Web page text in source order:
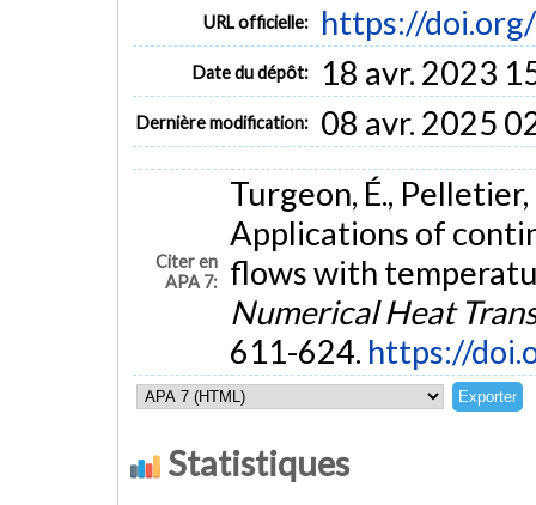
URL officielle: https://
Date du dépôt: 18 avr. 2023
Dernière modification: 08 avr. 2025
Citer en
APA 7:
Turgeon, É.,
Applications of
flows with
Numerical Heat
611-624. https://
Statistiques